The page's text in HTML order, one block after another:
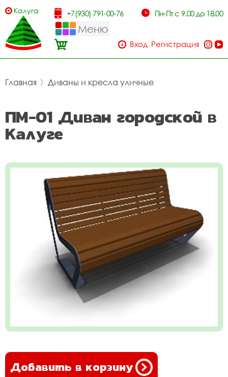
Калуга +7(930) 791-00-76 Пн-Пт с 9.00 до 18.00
Меню
Вход Регистрация
Главная 〉 Диваны и кресла уличные
ПМ-01 Диван городской в
Калуге
Добавить в корзину